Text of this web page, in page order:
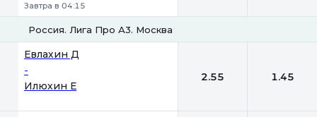
Завтра в 04:15
Россия. Лига Про А3. Москва
Евлахин Д
-
Илюхин Е
2.55 1.45